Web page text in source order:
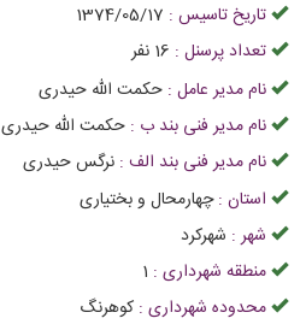
تاریخ تاسیس : 1374/05/17
تعداد پرسنل : 16 نفر
نام مدیر عامل : حکمت الله حیدری
نام مدیر فنی بند ب : حکمت الله حیدری
نام مدیر فنی بند الف : نرگس حیدری
استان : چهارمحال و بختیاری
شهر : شهرکرد
منطقه شهرداری : 1
محدوده شهرداری : کوهرنگ